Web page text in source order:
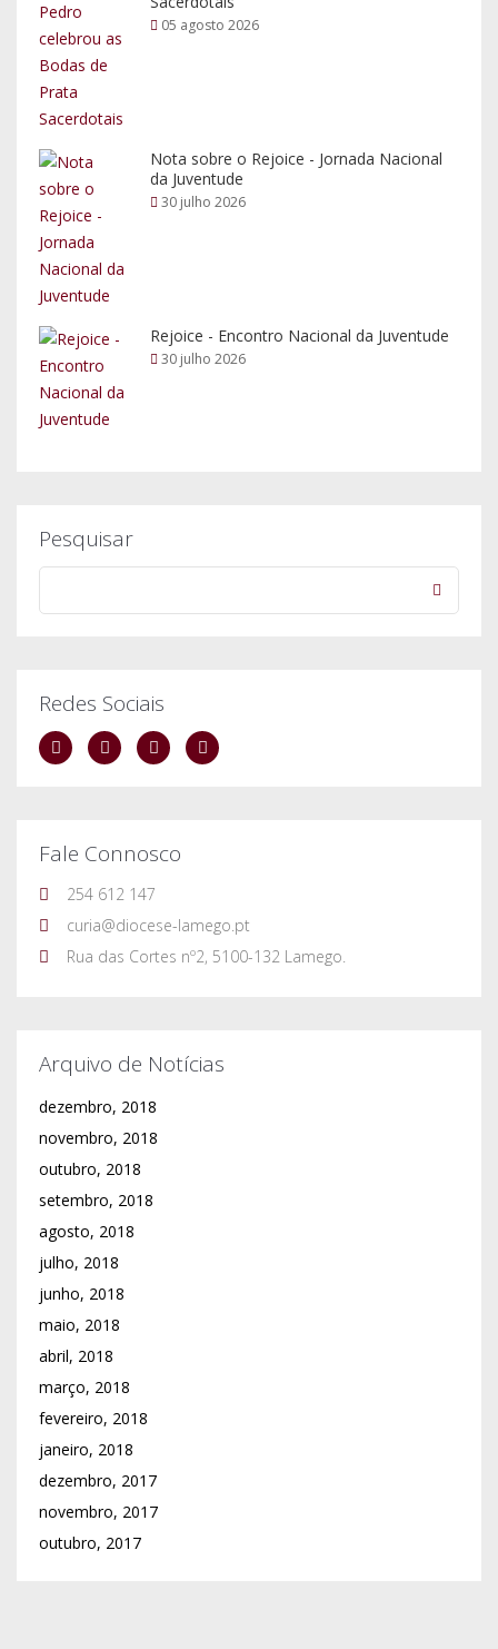
05 agosto 2026
Nota sobre o Rejoice - Jornada Nacional
da Juventude
30 julho 2026
Rejoice - Encontro Nacional da Juventude
30 julho 2026
Pesquisar
Redes Sociais
Fale Connosco
254 612 147
curia@diocese-lamego.pt
Rua das Cortes nº2, 5100-132 Lamego.
Arquivo de Notícias
dezembro, 2018
novembro, 2018
outubro, 2018
setembro, 2018
agosto, 2018
julho, 2018
junho, 2018
maio, 2018
abril, 2018
março, 2018
fevereiro, 2018
janeiro, 2018
dezembro, 2017
novembro, 2017
outubro, 2017